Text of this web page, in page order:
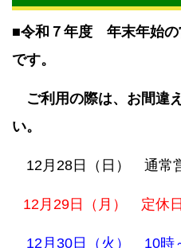
■令和７年度 年末年始の
です。
ご利用の際は、お間違
い。
12月28日（日） 通常
12月29日（月） 定休日
12月30日（火） 10時